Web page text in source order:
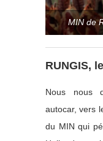
MIN de
RUNGIS,
Nous nous
autocar, vers
du MIN qui